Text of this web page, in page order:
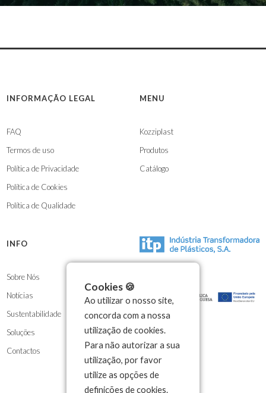
Cookies 🍪
Ao utilizar o nosso site,
concorda com a nossa
utilização de cookies.
Para não autorizar a sua
utilização, por favor
utilize as opções de
definições de cookies.
INFORMAÇÃO LEGAL
FAQ
Termos de uso
Política de Privacidade
Política de Cookies
Política de Qualidade
MENU
Kozziplast
Produtos
Catálogo
INFO
Sobre Nós
Notícias
Sustentabilidade
Soluções
Contactos